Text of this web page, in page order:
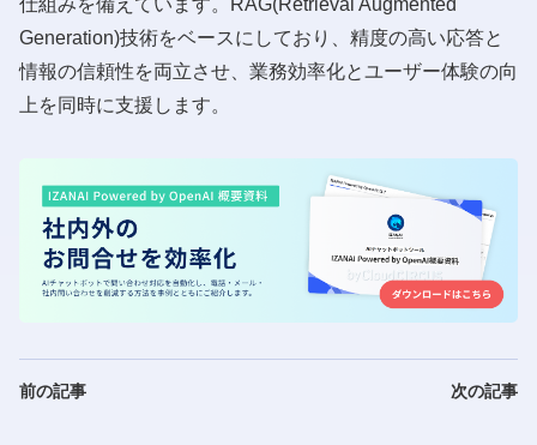
仕組みを備えています。RAG(Retrieval Augmented
Generation)技術をベースにしており、精度の高い応答と
情報の信頼性を両立させ、業務効率化とユーザー体験の向
上を同時に支援します。
前の記事 次の記事